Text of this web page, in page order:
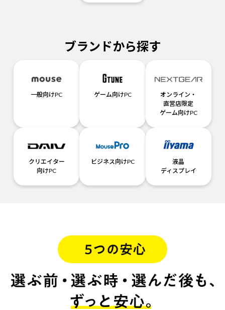
ブランドから探す
一般向けPC ゲーム向けPC
オンライン・
直営店限定
ゲーム向けPC
クリエイター
向けPC
ビジネス向けPC
液晶
ディスプレイ